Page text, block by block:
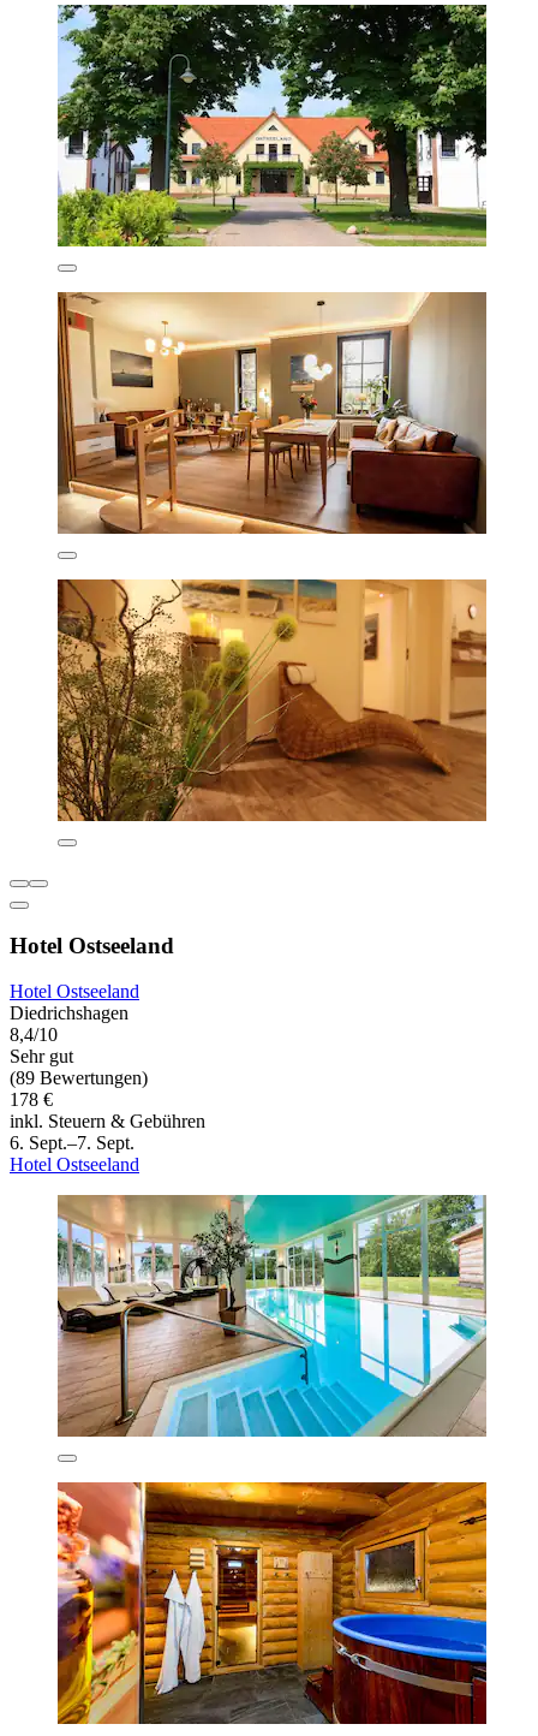
Hotel Ostseeland
Hotel Ostseeland
Diedrichshagen
8,4/10
Sehr gut
(89 Bewertungen)
178 €
inkl. Steuern & Gebühren
6. Sept.–7. Sept.
Hotel Ostseeland